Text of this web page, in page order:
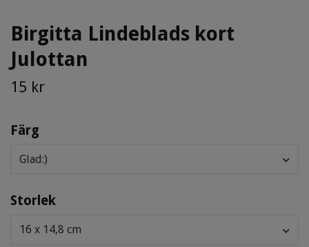
Birgitta Lindeblads kort
Julottan
15 kr
Färg
Glad:)
Storlek
16 x 14,8 cm